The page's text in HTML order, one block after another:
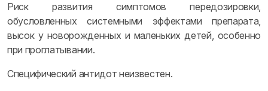
Риск развития симптомов передозировки,
обусловленных системными эффектами препарата,
высок у новорожденных и маленьких детей, особенно
при проглатывании.
Специфический антидот неизвестен.